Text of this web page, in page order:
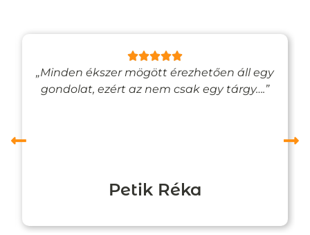
„Minden ékszer mögött érezhetően áll egy
gondolat, ezért az nem csak egy tárgy….”
Petik Réka